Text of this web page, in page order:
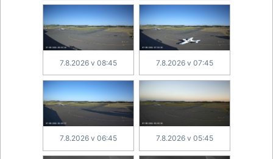
7.8.2026 v 08:45 7.8.2026 v 07:45
7.8.2026 v 06:45 7.8.2026 v 05:45